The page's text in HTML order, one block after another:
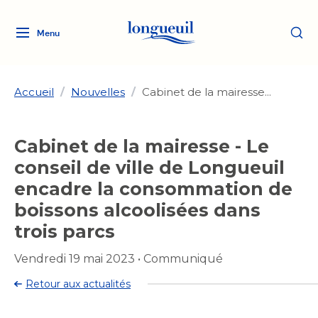
Menu
Logo
Ville
lien
vers
l'accueil
Ma ville, ma propriété
Aménagement et urbanisme
Aménagement et urbanisme
Rôle d'évaluation
Rôle d'évaluation
Taxes
Taxes
Loisirs et culture
Arts et culture
Arts et culture
Bibliothèques
Développement social
Services de proximité
Déneigement
Transition socioécologique
et mobilité
Quoi faire à Longueuil
Activités artistiques et
culturelles
Accueil / Nouvelles / Cabinet de la mairesse...
Cabinet de la mairesse - Le
conseil de ville de Longueuil
encadre la consommation de
boissons alcoolisées dans
trois parcs
Vendredi 19 mai 2023 • Communiqué
Retour aux actualités